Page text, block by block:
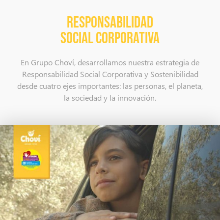
RESPONSABILIDAD
SOCIAL CORPORATIVA
En Grupo Choví, desarrollamos nuestra estrategia de
Responsabilidad Social Corporativa y Sostenibilidad
desde cuatro ejes importantes: las personas, el planeta,
la sociedad y la innovación.